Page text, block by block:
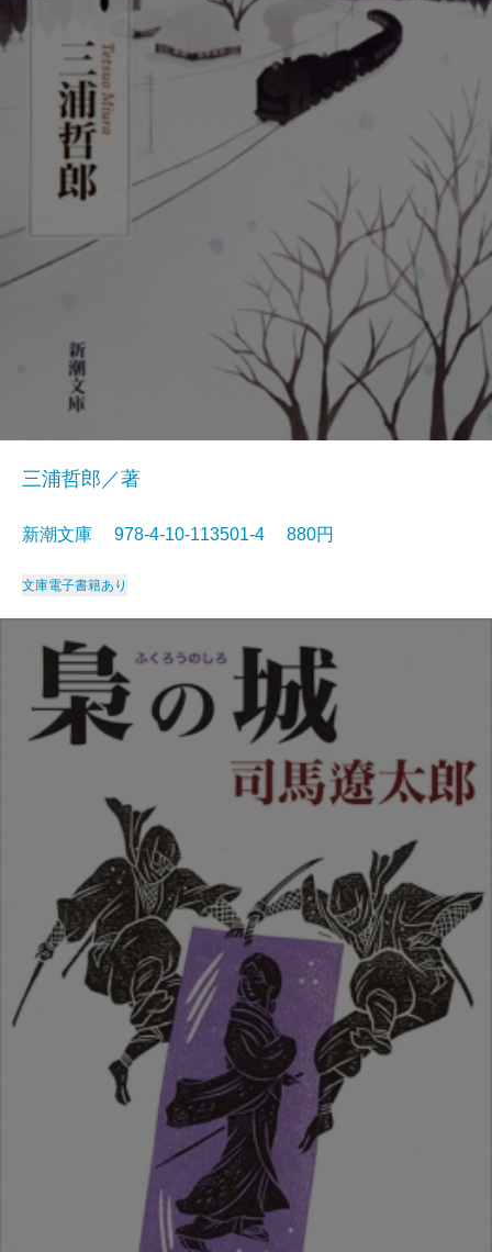
三浦哲郎／著
新潮文庫 978-4-10-113501-4 880円
文庫電子書籍あり